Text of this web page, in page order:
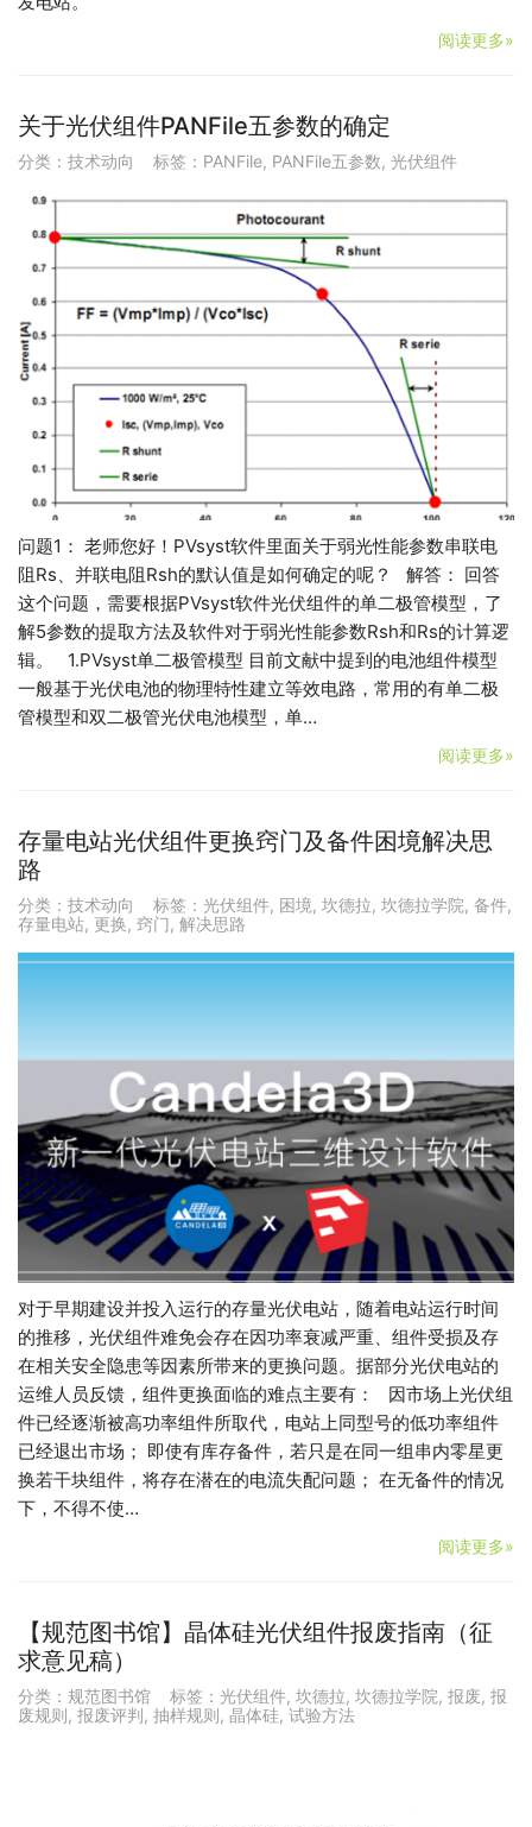
阅读更多»
关于光伏组件PANFile五参数的确定
分类： 技术动向 标签： PANFile, PANFile五参数, 光伏组件
问题1： 老师您好！PVsyst软件里面关于弱光性能参数串联电
阻Rs、并联电阻Rsh的默认值是如何确定的呢？ 解答： 回答
这个问题，需要根据PVsyst软件光伏组件的单二极管模型，了
解5参数的提取方法及软件对于弱光性能参数Rsh和Rs的计算逻
辑。 1.PVsyst单二极管模型 目前文献中提到的电池组件模型
一般基于光伏电池的物理特性建立等效电路，常用的有单二极
管模型和双二极管光伏电池模型，单…
阅读更多»
存量电站光伏组件更换窍门及备件困境解决思
路
分类： 技术动向 标签： 光伏组件, 困境, 坎德拉, 坎德拉学院, 备件,
存量电站, 更换, 窍门, 解决思路
对于早期建设并投入运行的存量光伏电站，随着电站运行时间
的推移，光伏组件难免会存在因功率衰减严重、组件受损及存
在相关安全隐患等因素所带来的更换问题。据部分光伏电站的
运维人员反馈，组件更换面临的难点主要有： 因市场上光伏组
件已经逐渐被高功率组件所取代，电站上同型号的低功率组件
已经退出市场； 即使有库存备件，若只是在同一组串内零星更
换若干块组件，将存在潜在的电流失配问题； 在无备件的情况
下，不得不使…
阅读更多»
【规范图书馆】晶体硅光伏组件报废指南（征
求意见稿）
分类： 规范图书馆 标签： 光伏组件, 坎德拉, 坎德拉学院, 报废, 报
废规则, 报废评判, 抽样规则, 晶体硅, 试验方法